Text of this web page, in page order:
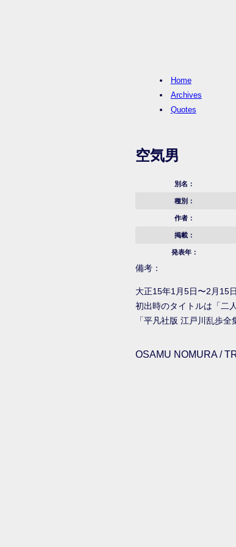
Home
Archives
Quotes
空気男
別名：
種別：
作者：
掲載：
発表年：
備考：
大正15年1月5日〜2月15
初出時のタイトルは「二
「平凡社版 江戸川乱歩
OSAMU NOMURA /